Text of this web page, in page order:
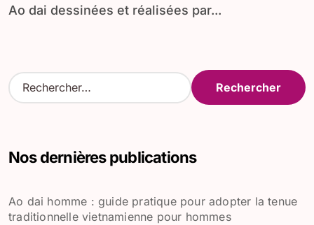
Ao dai dessinées et réalisées par...
R
e
r
e
r
Nos dernières publications
Ao dai homme : guide pratique pour adopter la tenue
traditionnelle vietnamienne pour hommes